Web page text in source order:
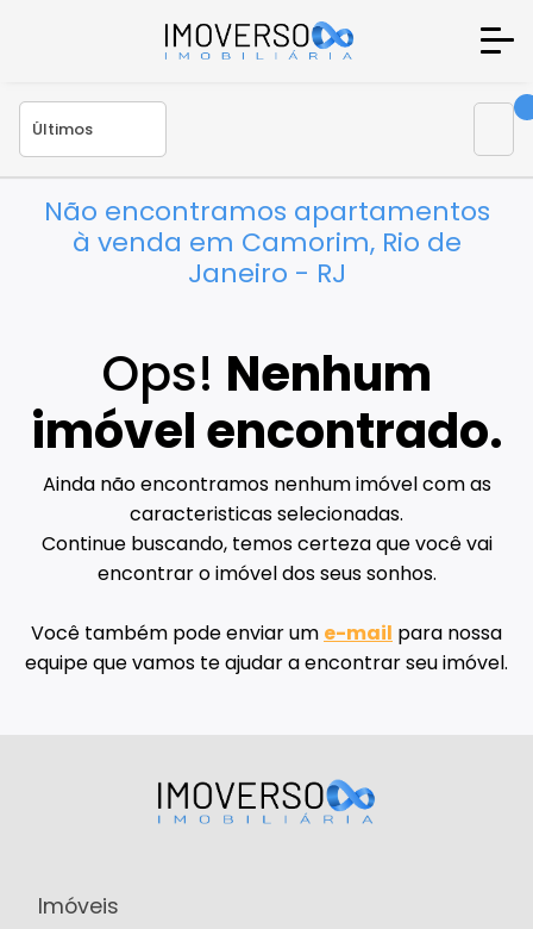
Não encontramos apartamentos
à venda em Camorim, Rio de
Janeiro - RJ
Ops! Nenhum
imóvel encontrado.
Ainda não encontramos nenhum imóvel com as
caracteristicas selecionadas.
Continue buscando, temos certeza que você vai
encontrar o imóvel dos seus sonhos.
Você também pode enviar um e-mail para nossa
equipe que vamos te ajudar a encontrar seu imóvel.
Imóveis